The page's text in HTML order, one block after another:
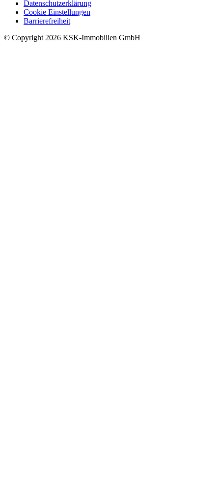
Datenschutzerklärung
Cookie Einstellungen
Barrierefreiheit
© Copyright 2026 KSK-Immobilien GmbH